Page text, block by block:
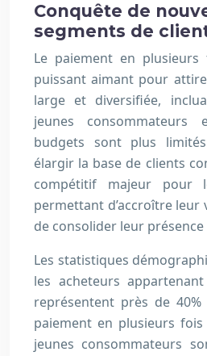
Conquête de
segments de
Le paiement en
puissant aimant pour
large et diversifiée,
jeunes
budgets sont plus
élargir la base de clients
compétitif majeur pour
permettant d’accroître leur
de consolider leur
Les statistiques
les acheteurs
représentent près de
paiement en plusieurs fois
jeunes consommateurs